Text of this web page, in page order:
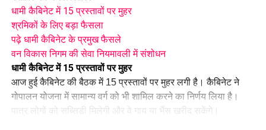
धामी कैबिनेट में 15 प्रस्तावों पर मुहर
श्रमिकों के लिए बड़ा फैसला
पढ़े धामी कैबिनेट के प्रमुख फैसले
वन विकास निगम की सेवा नियमावली में संशोधन
धामी कैबिनेट में 15 प्रस्तावों पर मुहर
आज हुई कैबिनेट की बैठक में 15 प्रस्तावों पर मुहर लगी है। कैबिनेट ने
गोपालन योजना में सामान्य वर्ग को भी शामिल करने का निर्णय लिया है।
पात्र लोगों को सब्सिडी मिलेगी और वे गाय या भैंस खरीद सकेंगे।